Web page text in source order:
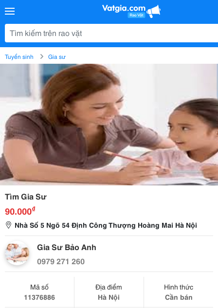
Tuyển sinh Gia sư
Tìm Gia Sư
90.000₫
Nhà Số 5 Ngõ 54 Định Công Thượng Hoàng Mai Hà Nội
Gia Sư Bảo Anh
0979 271 260
Mã số
11376886
Địa điểm
Hà Nội
Hình thức
Cần bán